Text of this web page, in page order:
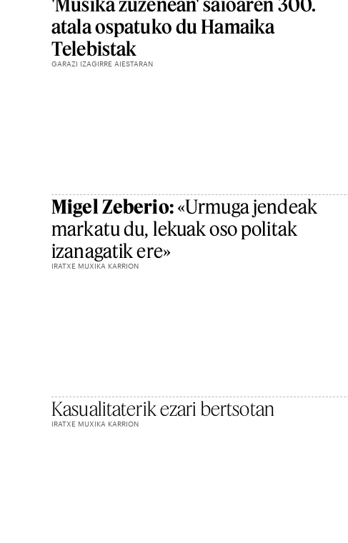
atala ospatuko du Hamaika
Telebistak
GARAZI IZAGIRRE AIESTARAN
Migel Zeberio:«Urmuga jendeak
markatu du, lekuak oso politak
izanagatik ere»
IRATXE MUXIKA KARRION
Kasualitaterik ezari bertsotan
IRATXE MUXIKA KARRION